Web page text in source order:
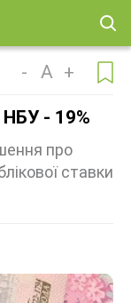
- A +
НБУ - 19%
про
ставки